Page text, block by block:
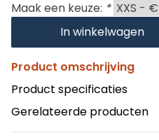
Maak een keuze: *
In winkelwagen
Product omschrijving
Product specificaties
Gerelateerde producten